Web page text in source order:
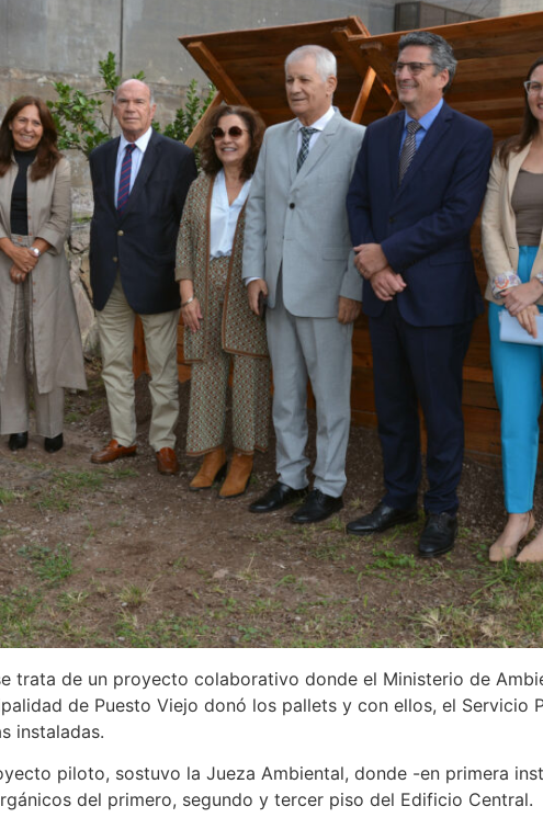
trata de un proyecto colaborativo donde el Ministerio de
de Puesto Viejo donó los pallets y con ellos, el Servicio
instaladas.
piloto, sostuvo la Jueza Ambiental, donde -en primera
del primero, segundo y tercer piso del Edificio Central.